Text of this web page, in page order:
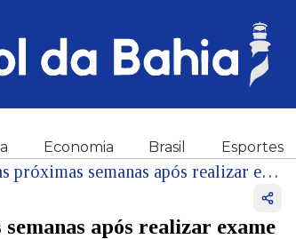
Economia Brasil Esportes
Oscar, do São Paulo, deve se aposentar nas próximas semanas após realizar exame cardíaco: 'A chance de parar é de 99%'
após realizar exame